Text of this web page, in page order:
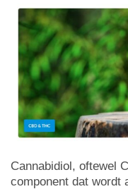
Cannabidiol, oftewel
component dat wordt